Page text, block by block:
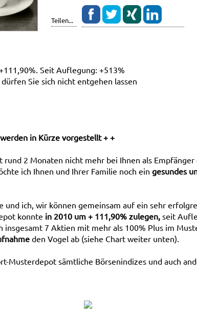
Teilen...
Seit Auflegung: +513%
Sie sich nicht entgehen lassen
in Kürze vorgestellt + +
rund 2 Monaten nicht mehr bei Ihnen als
ich Ihnen und Ihrer Familie noch ein gesundes
und ich, wir können gemeinsam auf ein sehr
konnte in 2010 um + 111,90% zulegen, seit
insgesamt 7 Aktien mit mehr als 100% Plus im
den Vogel ab (siehe Chart weiter unten).
Musterdepot sämtliche Börsenindizes und auch